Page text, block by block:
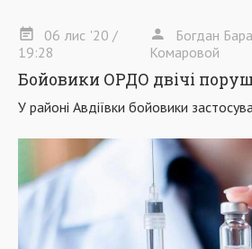
06 лис '20 /
19:28
Богдан
Комаровой
Бойовики ОРДО двічі
У районі Авдіївки бойовики